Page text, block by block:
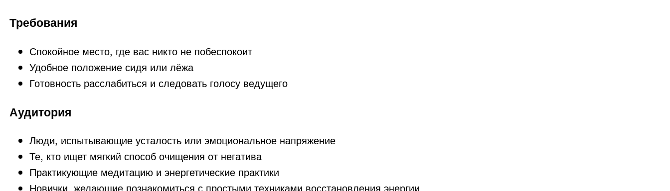
Требования
Спокойное место, где вас никто не побеспокоит
Удобное положение сидя или лёжа
Готовность расслабиться и следовать голосу ведущего
Аудитория
Люди, испытывающие усталость или эмоциональное напряжение
Те, кто ищет мягкий способ очищения от негатива
Практикующие медитацию и энергетические практики
Новички, желающие познакомиться с простыми техниками восстановления энергии